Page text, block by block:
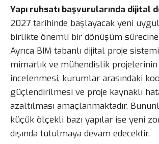
Yapı ruhsatı başvurularında dijital
2027 tarihinde başlayacak yeni
birlikte önemli bir dönüşüm
Ayrıca BIM tabanlı dijital proje
mimarlık ve mühendislik projelerinin
incelenmesi, kurumlar arasındaki
güçlendirilmesi ve proje kaynaklı
azaltılması amaçlanmaktadır.
küçük ölçekli bazı yapılar ise yeni
dışında tutulmaya devam edecektir.